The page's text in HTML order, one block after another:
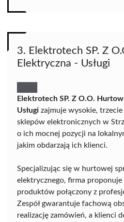
3. Elektrotech SP. Z
Elektryczna - Usługi
Elektrotech SP. Z O.O.
Usługi zajmuje wysokie,
sklepów elektronicznych w
o ich mocnej pozycji na
jakim obdarzają ich klienci.
Specjalizując się w hurtowej
elektrycznego, firma
produktów połączony z
Zespół gwarantuje fachową
realizację zamówień, a klienci